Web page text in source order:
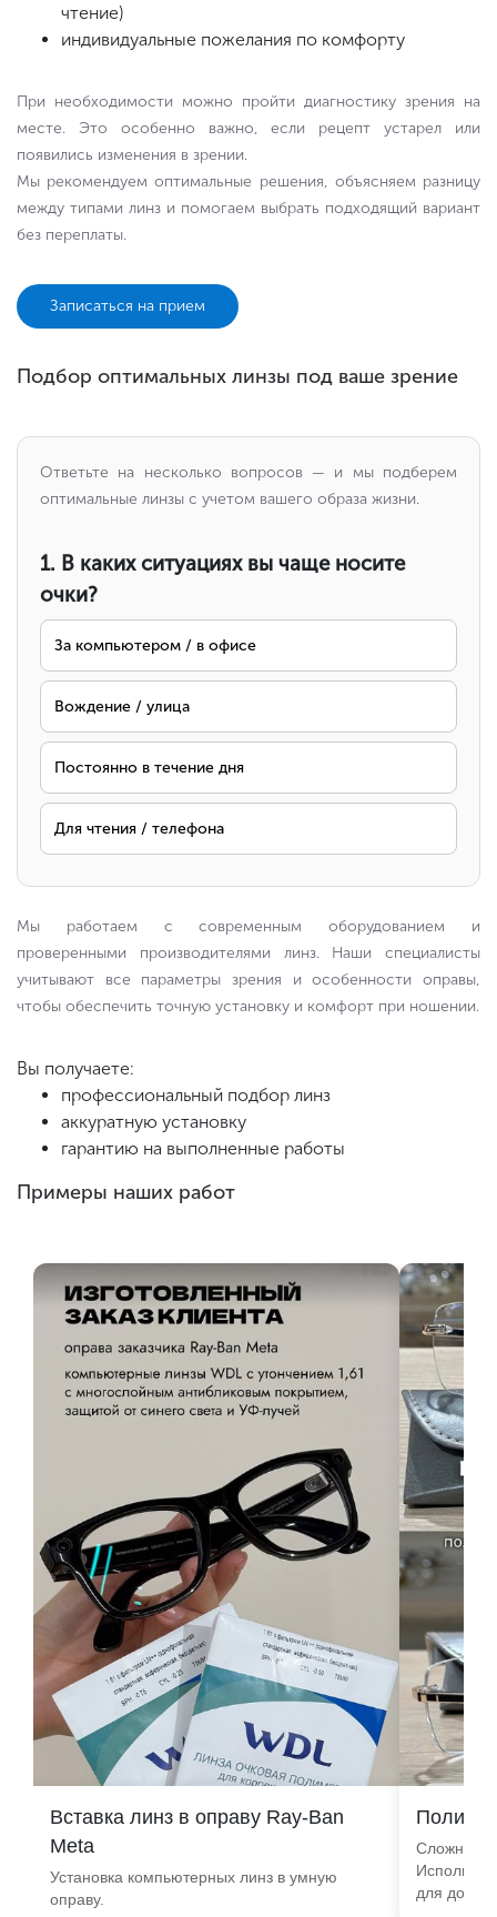
чтение)
индивидуальные пожелания по комфорту
При необходимости можно пройти диагностику зрения на
месте. Это особенно важно, если рецепт устарел или
появились изменения в зрении.
Мы рекомендуем оптимальные решения, объясняем разницу
между типами линз и помогаем выбрать подходящий вариант
без переплаты.
Записаться на прием
Подбор оптимальных линзы под ваше зрение
Ответьте на несколько вопросов — и мы подберем
оптимальные линзы с учетом вашего образа жизни.
1. В каких ситуациях вы чаще носите
очки?
За компьютером / в офисе
Вождение / улица
Постоянно в течение дня
Для чтения / телефона
Мы работаем с современным оборудованием и
проверенными производителями линз. Наши специалисты
учитывают все параметры зрения и особенности оправы,
чтобы обеспечить точную установку и комфорт при ношении.
Вы получаете:
профессиональный подбор линз
аккуратную установку
гарантию на выполненные работы
Примеры наших работ
Вставка линз в оправу Ray-Ban
Meta
Установка компьютерных линз в умную
оправу.
Сложная
для